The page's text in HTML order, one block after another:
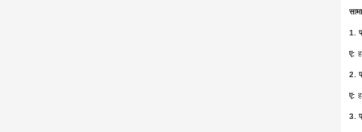
1.
ए:
2.
ए:
3.